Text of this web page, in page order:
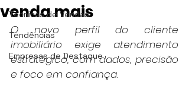
Técnicas de Vendas
Tendências
Empresas de Destaque
venda mais
O novo perfil do cliente
imobiliário exige atendimento
estratégico, com dados, precisão
e foco em confiança.